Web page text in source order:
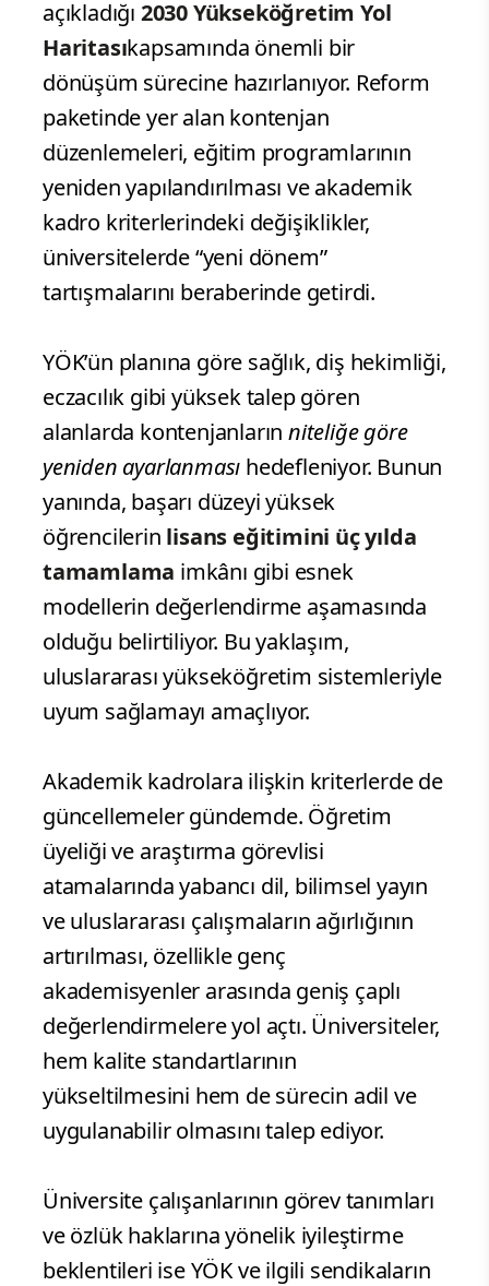
açıkladığı 2030 Yükseköğretim Yol
Haritasıkapsamında önemli bir
dönüşüm sürecine hazırlanıyor. Reform
paketinde yer alan kontenjan
düzenlemeleri, eğitim programlarının
yeniden yapılandırılması ve akademik
kadro kriterlerindeki değişiklikler,
üniversitelerde “yeni dönem”
tartışmalarını beraberinde getirdi.
YÖK’ün planına göre sağlık, diş hekimliği,
eczacılık gibi yüksek talep gören
alanlarda kontenjanlarınniteliğe göre
yeniden ayarlanması hedefleniyor. Bunun
yanında, başarı düzeyi yüksek
öğrencilerin lisans eğitimini üç yılda
tamamlama imkânı gibi esnek
modellerin değerlendirme aşamasında
olduğu belirtiliyor. Bu yaklaşım,
uluslararası yükseköğretim sistemleriyle
uyum sağlamayı amaçlıyor.
Akademik kadrolara ilişkin kriterlerde de
güncellemeler gündemde. Öğretim
üyeliği ve araştırma görevlisi
atamalarında yabancı dil, bilimsel yayın
ve uluslararası çalışmaların ağırlığının
artırılması, özellikle genç
akademisyenler arasında geniş çaplı
değerlendirmelere yol açtı. Üniversiteler,
hem kalite standartlarının
yükseltilmesini hem de sürecin adil ve
uygulanabilir olmasını talep ediyor.
Üniversite çalışanlarının görev tanımları
ve özlük haklarına yönelik iyileştirme
beklentileri ise YÖK ve ilgili sendikaların